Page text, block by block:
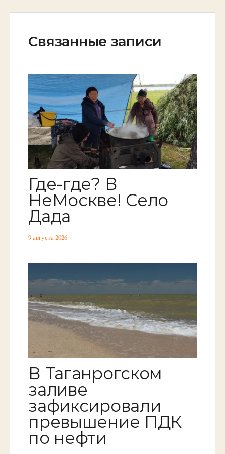
Связанные записи
Где-где? В
НеМоскве! Село
Дада
9 августа 2026
В Таганрогском
заливе
зафиксировали
превышение ПДК
по нефти